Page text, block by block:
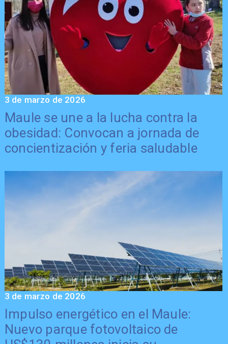
Maule se une a la lucha contra la
obesidad: Convocan a jornada de
concientización y feria saludable
3 de marzo de 2026
Impulso energético en el Maule:
Nuevo parque fotovoltaico de
3 de marzo de 2026